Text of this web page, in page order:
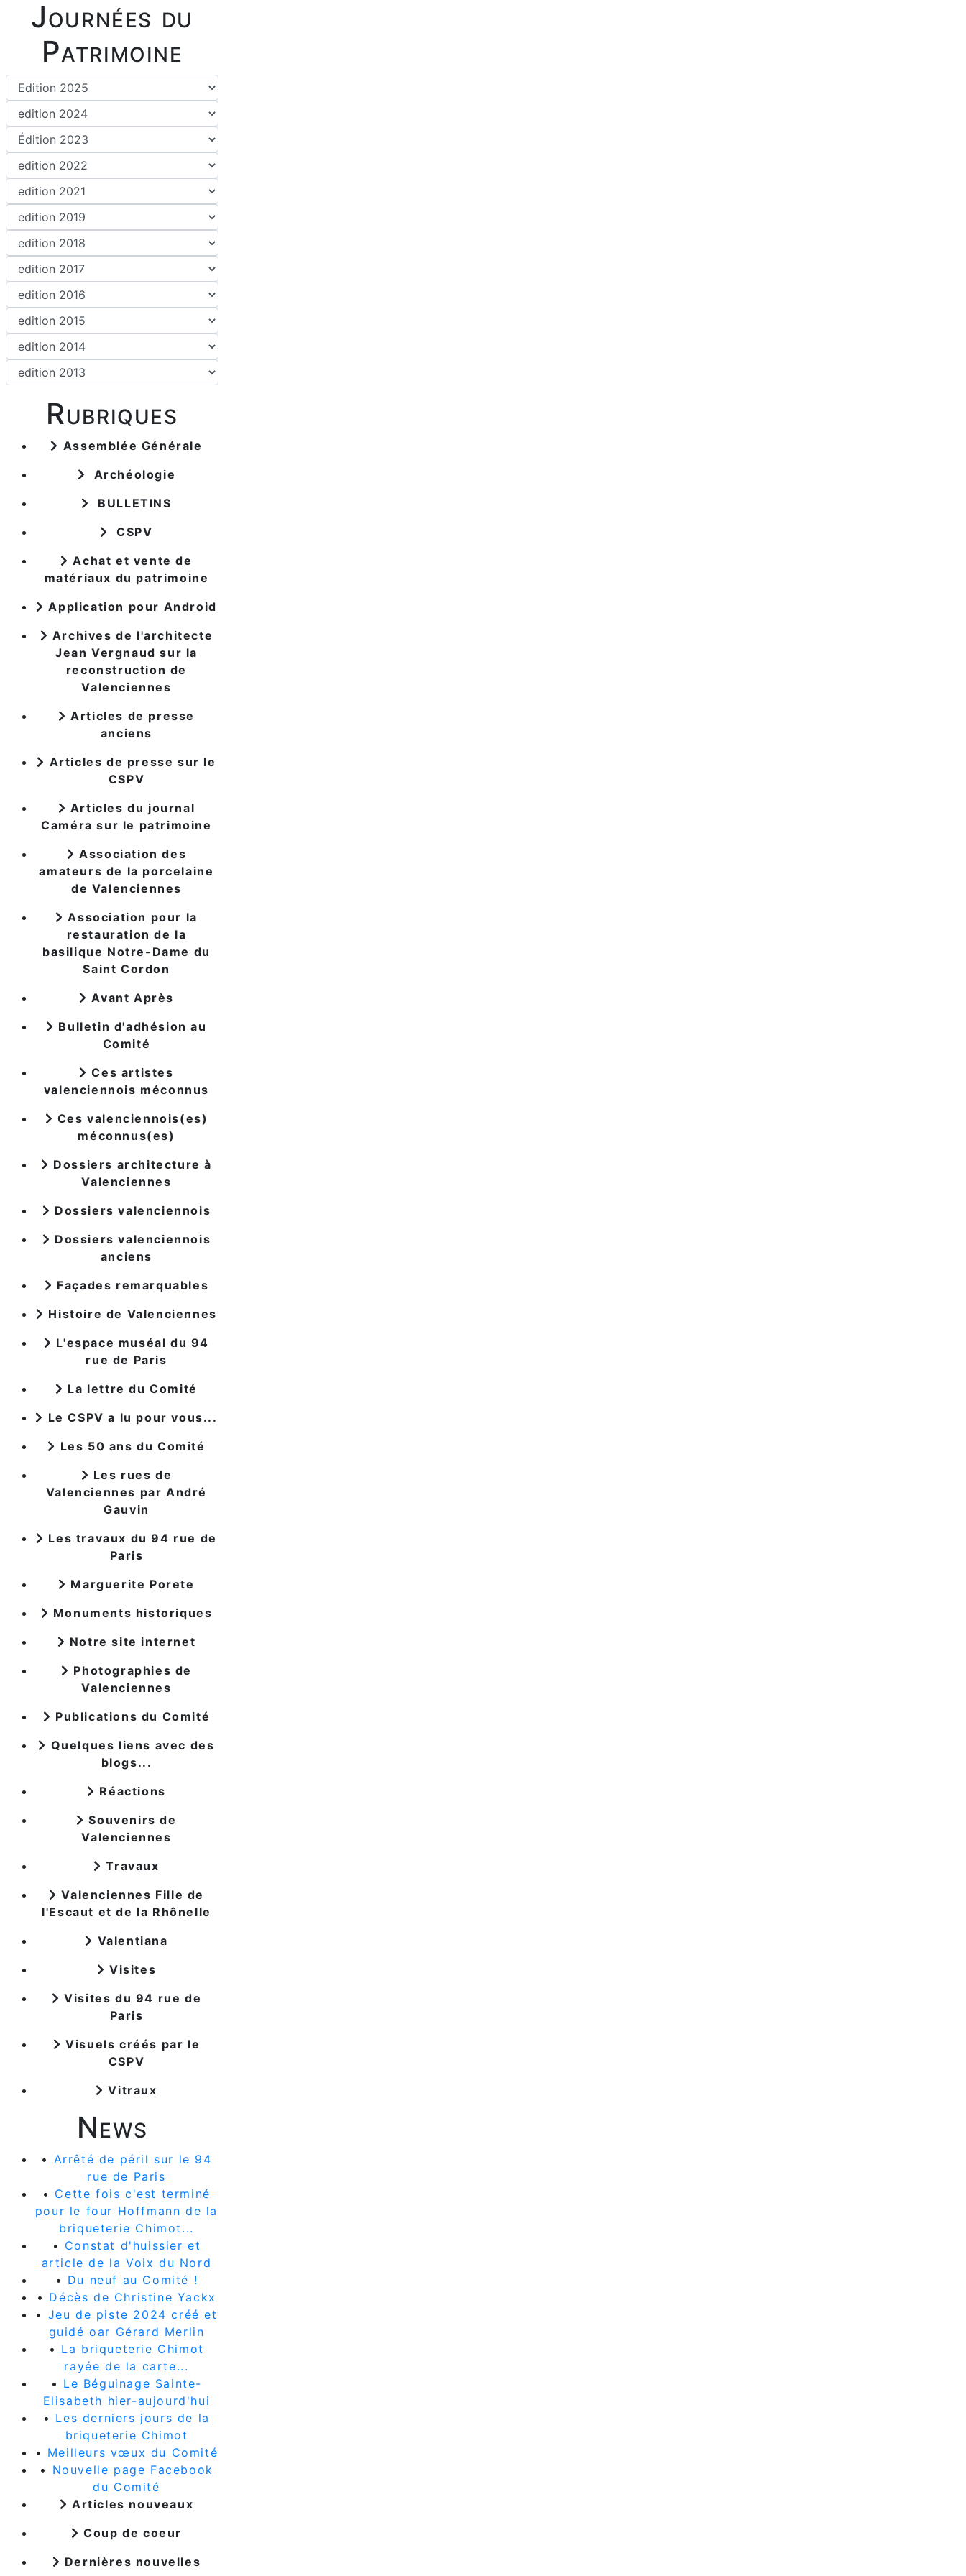
Journées du
Patrimoine
Rubriques
Assemblée Générale
Archéologie
BULLETINS
CSPV
Achat et vente de
matériaux du patrimoine
Application pour Android
Archives de l'architecte
Jean Vergnaud sur la
reconstruction de
Valenciennes
Articles de presse
anciens
Articles de presse sur le
CSPV
Articles du journal
Caméra sur le patrimoine
Association des
amateurs de la porcelaine
de Valenciennes
Association pour la
restauration de la
basilique Notre-Dame du
Saint Cordon
Avant Après
Bulletin d'adhésion au
Comité
Ces artistes
valenciennois méconnus
Ces valenciennois(es)
méconnus(es)
Dossiers architecture à
Valenciennes
Dossiers valenciennois
Dossiers valenciennois
anciens
Façades remarquables
Histoire de Valenciennes
L'espace muséal du 94
rue de Paris
La lettre du Comité
Le CSPV a lu pour vous...
Les 50 ans du Comité
Les rues de
Valenciennes par André
Gauvin
Les travaux du 94 rue de
Paris
Marguerite Porete
Monuments historiques
Notre site internet
Photographies de
Valenciennes
Publications du Comité
Quelques liens avec des
blogs...
Réactions
Souvenirs de
Valenciennes
Travaux
Valenciennes Fille de
l'Escaut et de la Rhônelle
Valentiana
Visites
Visites du 94 rue de
Paris
Visuels créés par le
CSPV
Vitraux
News
• Arrêté de péril sur le 94
rue de Paris
• Cette fois c'est terminé
pour le four Hoffmann de la
briqueterie Chimot...
• Constat d'huissier et
article de la Voix du Nord
• Du neuf au Comité !
• Décès de Christine Yackx
• Jeu de piste 2024 créé et
guidé oar Gérard Merlin
• La briqueterie Chimot
rayée de la carte...
• Le Béguinage Sainte-
Elisabeth hier-aujourd'hui
• Les derniers jours de la
briqueterie Chimot
• Meilleurs vœux du Comité
• Nouvelle page Facebook
du Comité
Articles nouveaux
Coup de coeur
Dernières nouvelles